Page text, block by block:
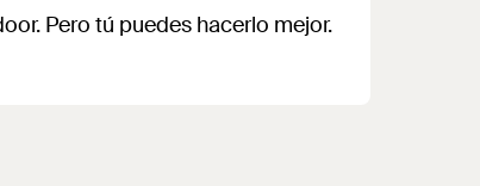
Pero tú puedes hacerlo mejor.